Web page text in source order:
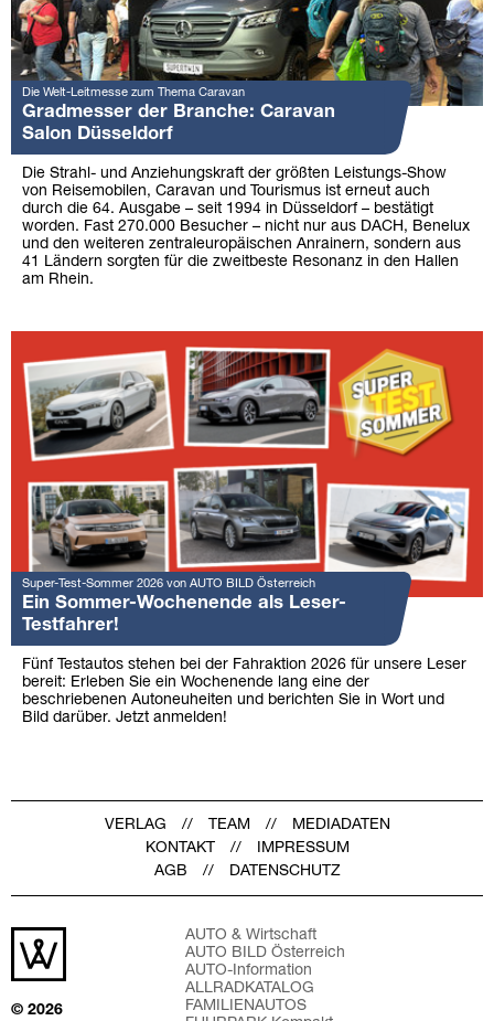
Die Welt-Leitmesse zum Thema Caravan
Gradmesser der Branche: Caravan
Salon Düsseldorf
Die Strahl- und Anziehungskraft der größten Leistungs-Show
von Reisemobilen, Caravan und Tourismus ist erneut auch
durch die 64. Ausgabe – seit 1994 in Düsseldorf – bestätigt
worden. Fast 270.000 Besucher – nicht nur aus DACH, Benelux
und den weiteren zentraleuropäischen Anrainern, sondern aus
41 Ländern sorgten für die zweitbeste Resonanz in den Hallen
am Rhein.
Super-Test-Sommer 2026 von AUTO BILD Österreich
Ein Sommer-Wochenende als Leser-
Testfahrer!
Fünf Testautos stehen bei der Fahraktion 2026 für unsere Leser
bereit: Erleben Sie ein Wochenende lang eine der
beschriebenen Autoneuheiten und berichten Sie in Wort und
Bild darüber. Jetzt anmelden!
VERLAG TEAM
MEDIADATEN
KONTAKT
IMPRESSUM
AGB
DATENSCHUTZ
© 2026
AUTO & Wirtschaft
AUTO BILD Österreich
AUTO-Information
ALLRADKATALOG
FAMILIENAUTOS